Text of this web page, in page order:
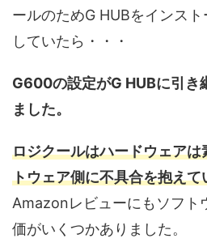
ールのためG HUBをインス
していたら・・・
G600の設定がG HUBに引き
ました。
ロジクールはハードウェア
トウェア側に不具合を抱えて
Amazonレビューにもソフト
価がいくつかありました。